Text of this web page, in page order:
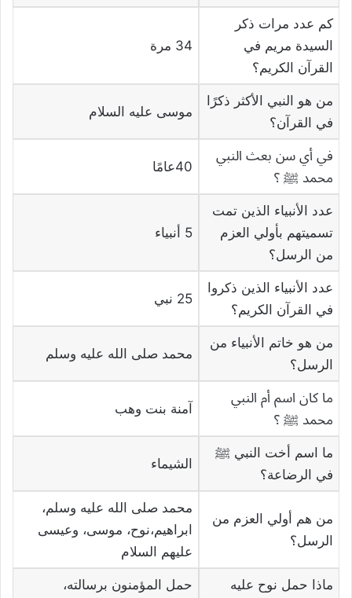
كم عدد مرات ذكر
السيدة مريم في
القرآن الكريم؟
34 مرة
من هو النبي الأكثر ذكرًا
في القرآن؟
موسى عليه السلام
في أي سن بعث النبي
محمد ﷺ ؟
40عامًا
عدد الأنبياء الذين تمت
تسميتهم بأولي العزم
من الرسل؟
5 أنبياء
عدد الأنبياء الذين ذكروا
في القرآن الكريم؟
25 نبي
من هو خاتم الأنبياء من
الرسل؟
محمد صلى الله عليه وسلم
ما كان اسم أم النبي
محمد ﷺ ؟
آمنة بنت وهب
ما اسم أخت النبي ﷺ
في الرضاعة؟
الشيماء
من هم أولي العزم من
الرسل؟
محمد صلى الله عليه وسلم،
ابراهيم،نوح، موسى، وعيسى
عليهم السلام
ماذا حمل نوح عليه
حمل المؤمنون برسالته،